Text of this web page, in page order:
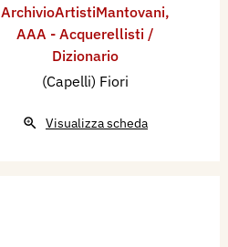
ArchivioArtistiMantovani,
AAA - Acquerellisti /
Dizionario
(Capelli) Fiori
Visualizza scheda